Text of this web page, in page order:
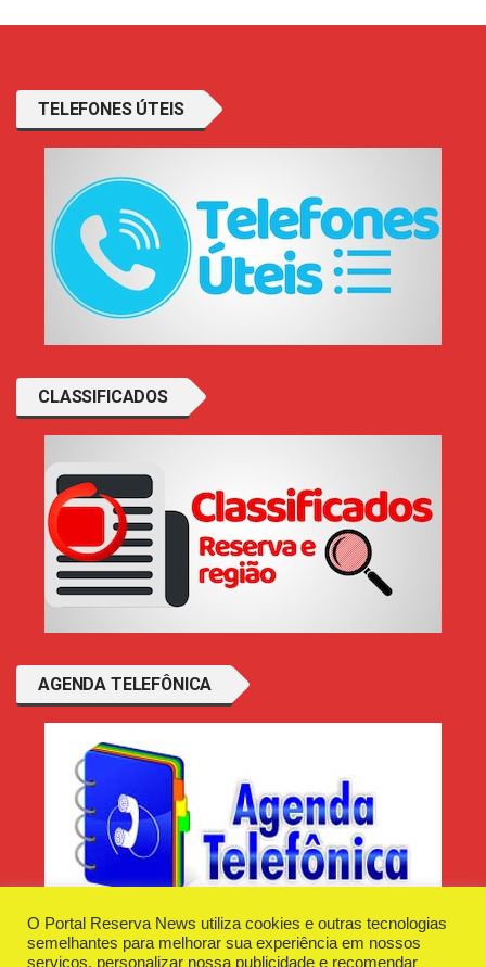
TELEFONES ÚTEIS
CLASSIFICADOS
AGENDA TELEFÔNICA
O Portal Reserva News utiliza cookies e outras tecnologias
semelhantes para melhorar sua experiência em nossos
serviços, personalizar nossa publicidade e recomendar